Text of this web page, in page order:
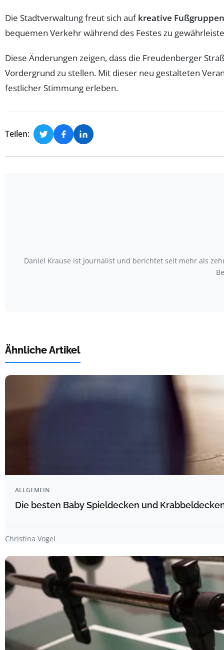
Die Stadtverwaltung freut sich aufkreative Fußgruppen
bequemen Verkehr während des Festes zu
Diese Änderungen zeigen, dass die Freudenberger
Vordergrund zu stellen. Mit dieser neu gestalteten
festlicher Stimmung erleben.
Teilen:
Daniel Krause ist Journalist und berichtet seit mehr als
Ähnliche Artikel
ALLGEMEIN
Die besten Baby Spieldecken und
Christina Vogel